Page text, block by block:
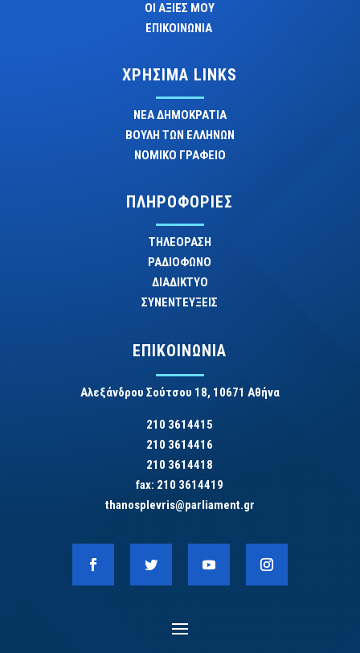
ΟΙ ΑΞΙΕΣ ΜΟΥ
ΕΠΙΚΟΙΝΩΝΙΑ
ΧΡΗΣΙΜΑ LINKS
ΝΕΑ ΔΗΜΟΚΡΑΤΙΑ
ΒΟΥΛΗ ΤΩΝ ΕΛΛΗΝΩΝ
ΝΟΜΙΚΟ ΓΡΑΦΕΙΟ
ΠΛΗΡΟΦΟΡΙΕΣ
ΤΗΛΕΟΡΑΣΗ
ΡΑΔΙΟΦΩΝΟ
ΔΙΑΔΙΚΤΥΟ
ΣΥΝΕΝΤΕΥΞΕΙΣ
ΕΠΙΚΟΙΝΩΝΙΑ
Αλεξάνδρου Σούτσου 18, 10671 Αθήνα
210 3614415
210 3614416
210 3614418
fax: 210 3614419
thanosplevris@parliament.gr